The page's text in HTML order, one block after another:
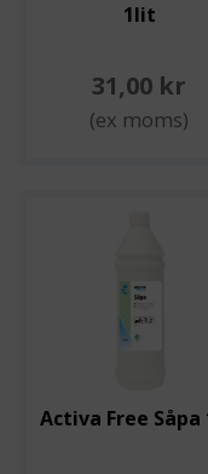
1lit
31,00 kr
(ex moms)
Activa Free